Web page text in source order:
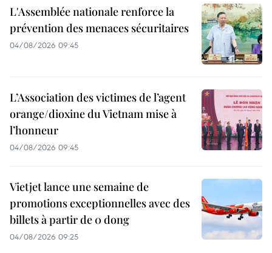
L'Assemblée nationale renforce la
prévention des menaces sécuritaires
04/08/2026 09:45
L’Association des victimes de l’agent
orange/dioxine du Vietnam mise à
l’honneur
04/08/2026 09:45
Vietjet lance une semaine de
promotions exceptionnelles avec des
billets à partir de 0 dong
04/08/2026 09:25